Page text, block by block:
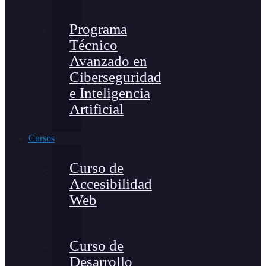
Programa
Técnico
Avanzado en
Ciberseguridad
e Inteligencia
Artificial
Cursos
Curso de
Accesibilidad
Web
Curso de
Desarrollo